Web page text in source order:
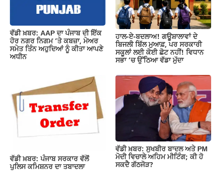
ਵੱਡੀ ਖ਼ਬਰ: AAP ਦਾ ਪੰਜਾਬ ਦੀ ਇੱਕ
ਹੋਰ ਨਗਰ ਨਿਗਮ ‘ਤੇ ਕਬਜ਼ਾ, ਮੇਅਰ
ਸਮੇਤ ਤਿੰਨ ਅਹੁਦਿਆਂ ਨੂੰ ਕੀਤਾ ਆਪਣੇ
ਅਧੀਨ
ਹਾਲ-ਏ-ਬਦਲਾਅ! ਗਊਸ਼ਾਲਾਵਾਂ ਦੇ
ਬਿਜਲੀ ਬਿੱਲ ਮੁਆਫ਼, ਪਰ ਸਰਕਾਰੀ
ਸਕੂਲਾਂ ਲਈ ਕੋਈ ਛੋਟ ਨਹੀਂ! ਵਿਧਾਨ
ਸਭਾ ‘ਚ ਉੱਠਿਆ ਵੱਡਾ ਮੁੱਦਾ
ਵੱਡੀ ਖ਼ਬਰ: ਪੰਜਾਬ ਸਰਕਾਰ ਵੱਲੋਂ
ਪੁਲਿਸ ਕਮਿਸ਼ਨਰ ਦਾ ਤਬਾਦਲਾ
ਵੱਡੀ ਖ਼ਬਰ: ਸੁਖਬੀਰ ਬਾਦਲ ਅਤੇ PM
ਮੋਦੀ ਵਿਚਾਲੇ ਅਹਿਮ ਮੀਟਿੰਗ; ਕੀ ਹੋ
ਸਕਦੈ ਗੱਠਜੋੜ?